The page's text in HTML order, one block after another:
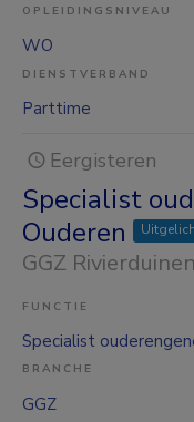
OPLEIDINGSNIVEAU
WO
DIENSTVERBAND
Parttime
Eergisteren
Specialist
Ouderen
GGZ Rivierduinen
FUNCTIE
Specialist
BRANCHE
GGZ